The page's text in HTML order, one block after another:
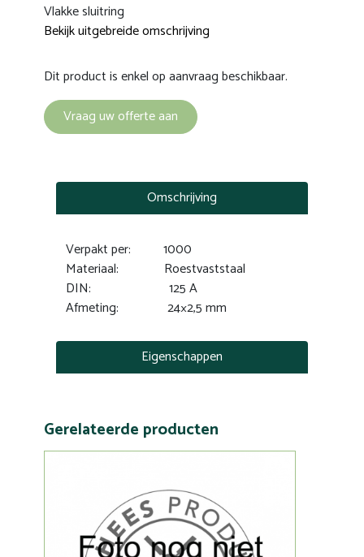
Vlakke sluitring
Bekijk uitgebreide omschrijving
Dit product is enkel op aanvraag beschikbaar.
Vraag uw offerte aan
Omschrijving
Verpakt per: 1000
Materiaal: Roestvaststaal
DIN: 125 A
Afmeting: 24×2,5 mm
Eigenschappen
Gerelateerde producten